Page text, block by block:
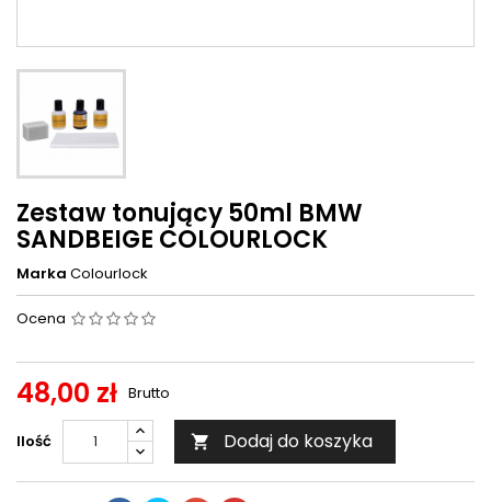
Zestaw tonujący 50ml BMW
SANDBEIGE COLOURLOCK
Marka Colourlock
Ocena
48,00 zł Brutto
Ilość  Dodaj do koszyka